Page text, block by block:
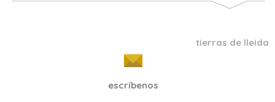
tierras de lleida
escríbenos